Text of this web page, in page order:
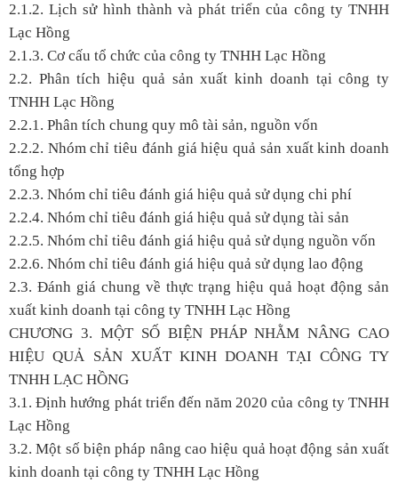
2.1.2. Lịch sử hình thành và phát triển của công ty TNHH
Lạc Hồng
2.1.3. Cơ cấu tổ chức của công ty TNHH Lạc Hồng
2.2. Phân tích hiệu quả sản xuất kinh doanh tại công ty
TNHH Lạc Hồng
2.2.1. Phân tích chung quy mô tài sản, nguồn vốn
2.2.2. Nhóm chỉ tiêu đánh giá hiệu quả sản xuất kinh doanh
tổng hợp
2.2.3. Nhóm chỉ tiêu đánh giá hiệu quả sử dụng chi phí
2.2.4. Nhóm chỉ tiêu đánh giá hiệu quả sử dụng tài sản
2.2.5. Nhóm chỉ tiêu đánh giá hiệu quả sử dụng nguồn vốn
2.2.6. Nhóm chỉ tiêu đánh giá hiệu quả sử dụng lao động
2.3. Đánh giá chung về thực trạng hiệu quả hoạt động sản
xuất kinh doanh tại công ty TNHH Lạc Hồng
CHƯƠNG 3. MỘT SỐ BIỆN PHÁP NHẰM NÂNG CAO
HIỆU QUẢ SẢN XUẤT KINH DOANH TẠI CÔNG TY
TNHH LẠC HỒNG
3.1. Định hướng phát triển đến năm 2020 của công ty TNHH
Lạc Hồng
3.2. Một số biện pháp nâng cao hiệu quả hoạt động sản xuất
kinh doanh tại công ty TNHH Lạc Hồng